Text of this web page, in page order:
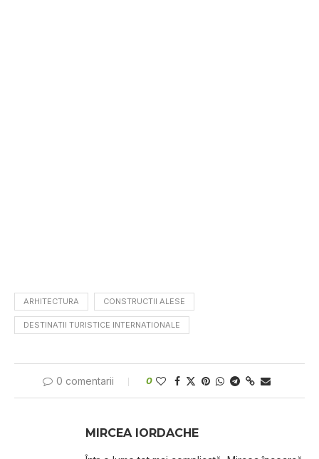
ARHITECTURA CONSTRUCTII ALESE
DESTINATII TURISTICE INTERNATIONALE
0 comentarii 0
MIRCEA IORDACHE